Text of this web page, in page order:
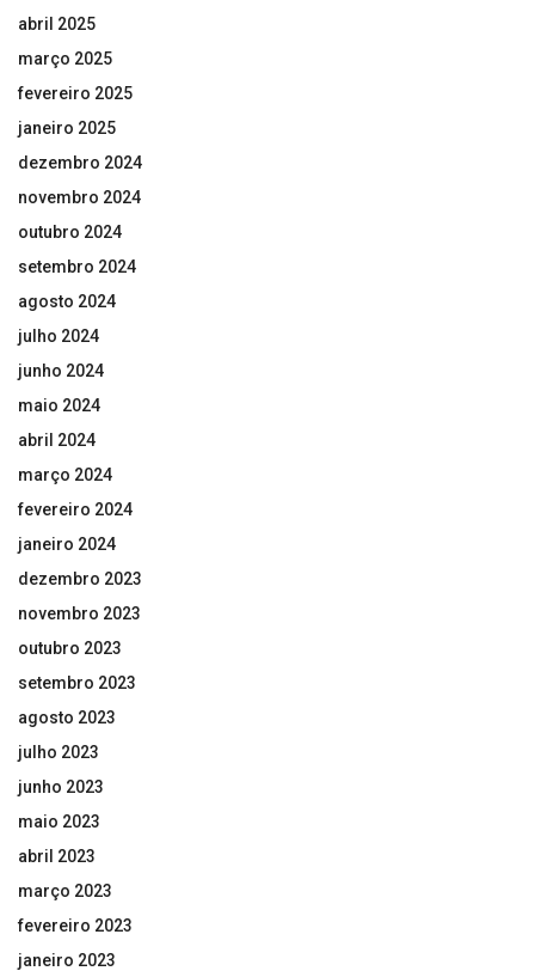
abril 2025
março 2025
fevereiro 2025
janeiro 2025
dezembro 2024
novembro 2024
outubro 2024
setembro 2024
agosto 2024
julho 2024
junho 2024
maio 2024
abril 2024
março 2024
fevereiro 2024
janeiro 2024
dezembro 2023
novembro 2023
outubro 2023
setembro 2023
agosto 2023
julho 2023
junho 2023
maio 2023
abril 2023
março 2023
fevereiro 2023
janeiro 2023